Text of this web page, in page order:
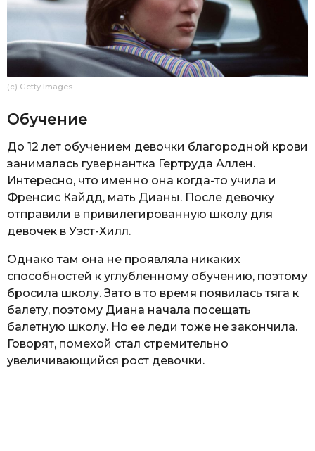
(c) Getty Images
Обучение
До 12 лет обучением девочки благородной крови
занималась гувернантка Гертруда Аллен.
Интересно, что именно она когда-то учила и
Френсис Кайдд, мать Дианы. После девочку
отправили в привилегированную школу для
девочек в Уэст-Хилл.
Однако там она не проявляла никаких
способностей к углубленному обучению, поэтому
бросила школу. Зато в то время появилась тяга к
балету, поэтому Диана начала посещать
балетную школу. Но ее леди тоже не закончила.
Говорят, помехой стал стремительно
увеличивающийся рост девочки.